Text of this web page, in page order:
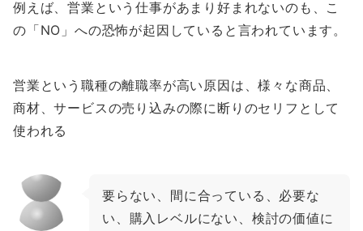
例えば、営業という仕事があまり好まれないのも、こ
の「NO」への恐怖が起因していると言われています。
営業という職種の離職率が高い原因は、様々な商品、
商材、サービスの売り込みの際に断りのセリフとして
使われる
要らない、間に合っている、必要な
い、購入レベルにない、検討の価値に